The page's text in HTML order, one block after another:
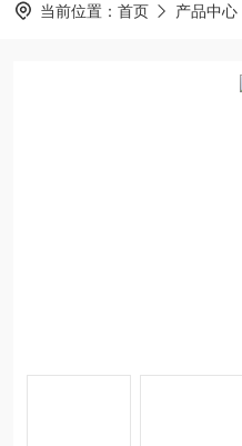
当前位置： 首页 产品中心